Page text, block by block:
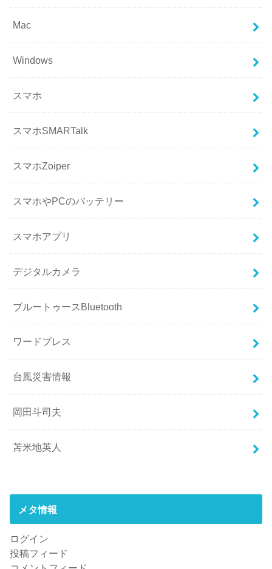
Mac
Windows
スマホ
スマホSMARTalk
スマホZoiper
スマホやPCのバッテリー
スマホアプリ
デジタルカメラ
ブルートゥースBluetooth
ワードプレス
台風災害情報
岡田斗司夫
苫米地英人
メタ情報
ログイン
投稿フィード